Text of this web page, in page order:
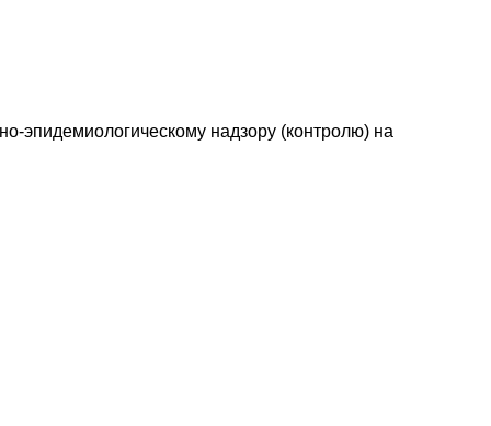
эпидемиологическому надзору (контролю) на